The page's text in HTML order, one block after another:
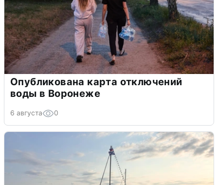
Опубликована карта отключений
воды в Воронеже
6 августа 0